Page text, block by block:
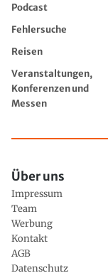
Podcast
Fehlersuche
Reisen
Veranstaltungen,
Konferenzen und
Messen
Über uns
Impressum
Team
Werbung
Kontakt
AGB
Datenschutz